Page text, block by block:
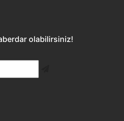
olabilirsiniz!